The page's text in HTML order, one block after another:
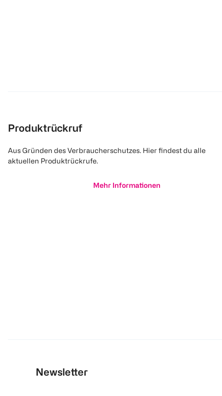
Produktrückruf
Aus Gründen des Verbraucherschutzes. Hier findest du alle
aktuellen Produktrückrufe.
Mehr Informationen
Newsletter